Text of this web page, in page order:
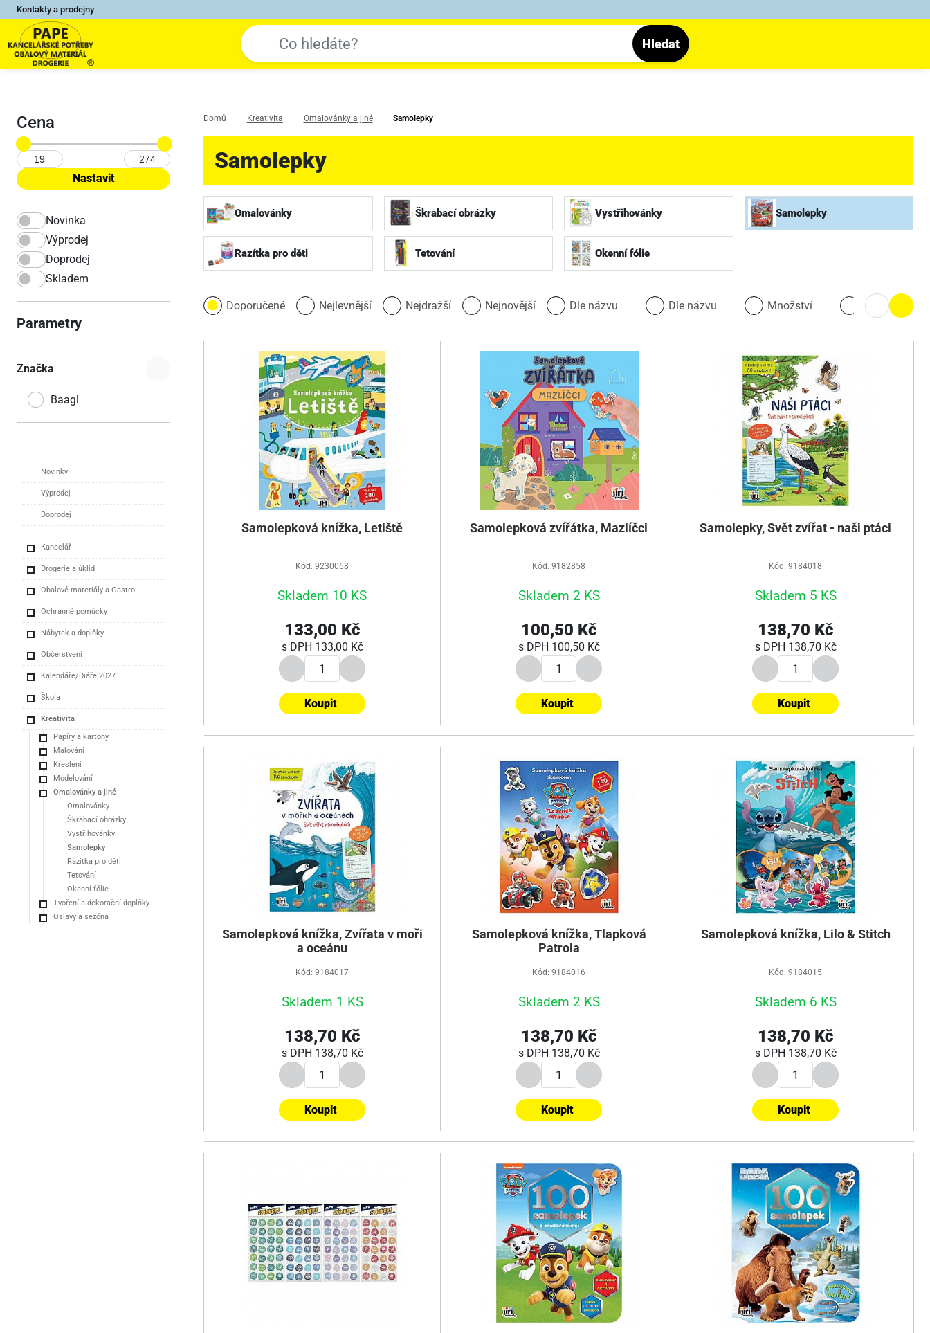
Kontakty a prodejny
Hledat
Cena
Novinka
Výprodej
Doprodej
Skladem
Parametry
Značka
Baagl
Novinky
Výprodej
Doprodej
Kancelář
Drogerie a úklid
Obalové materiály a Gastro
Ochranné pomůcky
Nábytek a doplňky
Občerstvení
Kalendáře/Diáře 2027
Škola
Kreativita
Papíry a kartony
Malování
Kreslení
Modelování
Omalovánky a jiné
Omalovánky
Škrabací obrázky
Vystřihovánky
Samolepky
Razítka pro děti
Tetování
Okenní fólie
Tvoření a dekorační doplňky
Oslavy a sezóna
Domů Kreativita Omalovánky a jiné Samolepky
Samolepky
Omalovánky Škrabací obrázky Vystřihovánky Samolepky
Razítka pro děti Tetování Okenní fólie
Doporučené Nejlevnější Nejdražší Nejnovější Dle názvu Dle názvu Množství Množství
Samolepková knížka, Letiště
Kód: 9230068
Skladem 10 KS
133,00 Kč
s DPH 133,00 Kč
Koupit
Samolepková zvířátka, Mazlíčci
Kód: 9182858
Skladem 2 KS
100,50 Kč
s DPH 100,50 Kč
Koupit
Samolepky, Svět zvířat - naši ptáci
Kód: 9184018
Skladem 5 KS
138,70 Kč
s DPH 138,70 Kč
Koupit
Samolepková knížka, Zvířata v moři
a oceánu
Kód: 9184017
Skladem 1 KS
138,70 Kč
s DPH 138,70 Kč
Koupit
Samolepková knížka, Tlapková
Patrola
Kód: 9184016
Skladem 2 KS
138,70 Kč
s DPH 138,70 Kč
Koupit
Samolepková knížka, Lilo & Stitch
Kód: 9184015
Skladem 6 KS
138,70 Kč
s DPH 138,70 Kč
Koupit